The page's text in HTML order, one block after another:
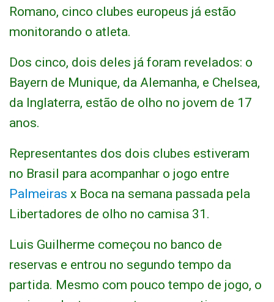
Romano, cinco clubes europeus já estão
monitorando o atleta.
Dos cinco, dois deles já foram revelados: o
Bayern de Munique, da Alemanha, e Chelsea,
da Inglaterra, estão de olho no jovem de 17
anos.
Representantes dos dois clubes estiveram
no Brasil para acompanhar o jogo entre
Palmeiras x Boca na semana passada pela
Libertadores de olho no camisa 31.
Luis Guilherme começou no banco de
reservas e entrou no segundo tempo da
partida. Mesmo com pouco tempo de jogo, o